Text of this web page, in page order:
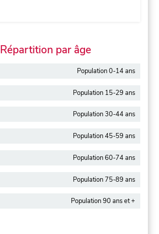
Répartition par âge
Population 0-14 ans
Population 15-29 ans
Population 30-44 ans
Population 45-59 ans
Population 60-74 ans
Population 75-89 ans
Population 90 ans et +